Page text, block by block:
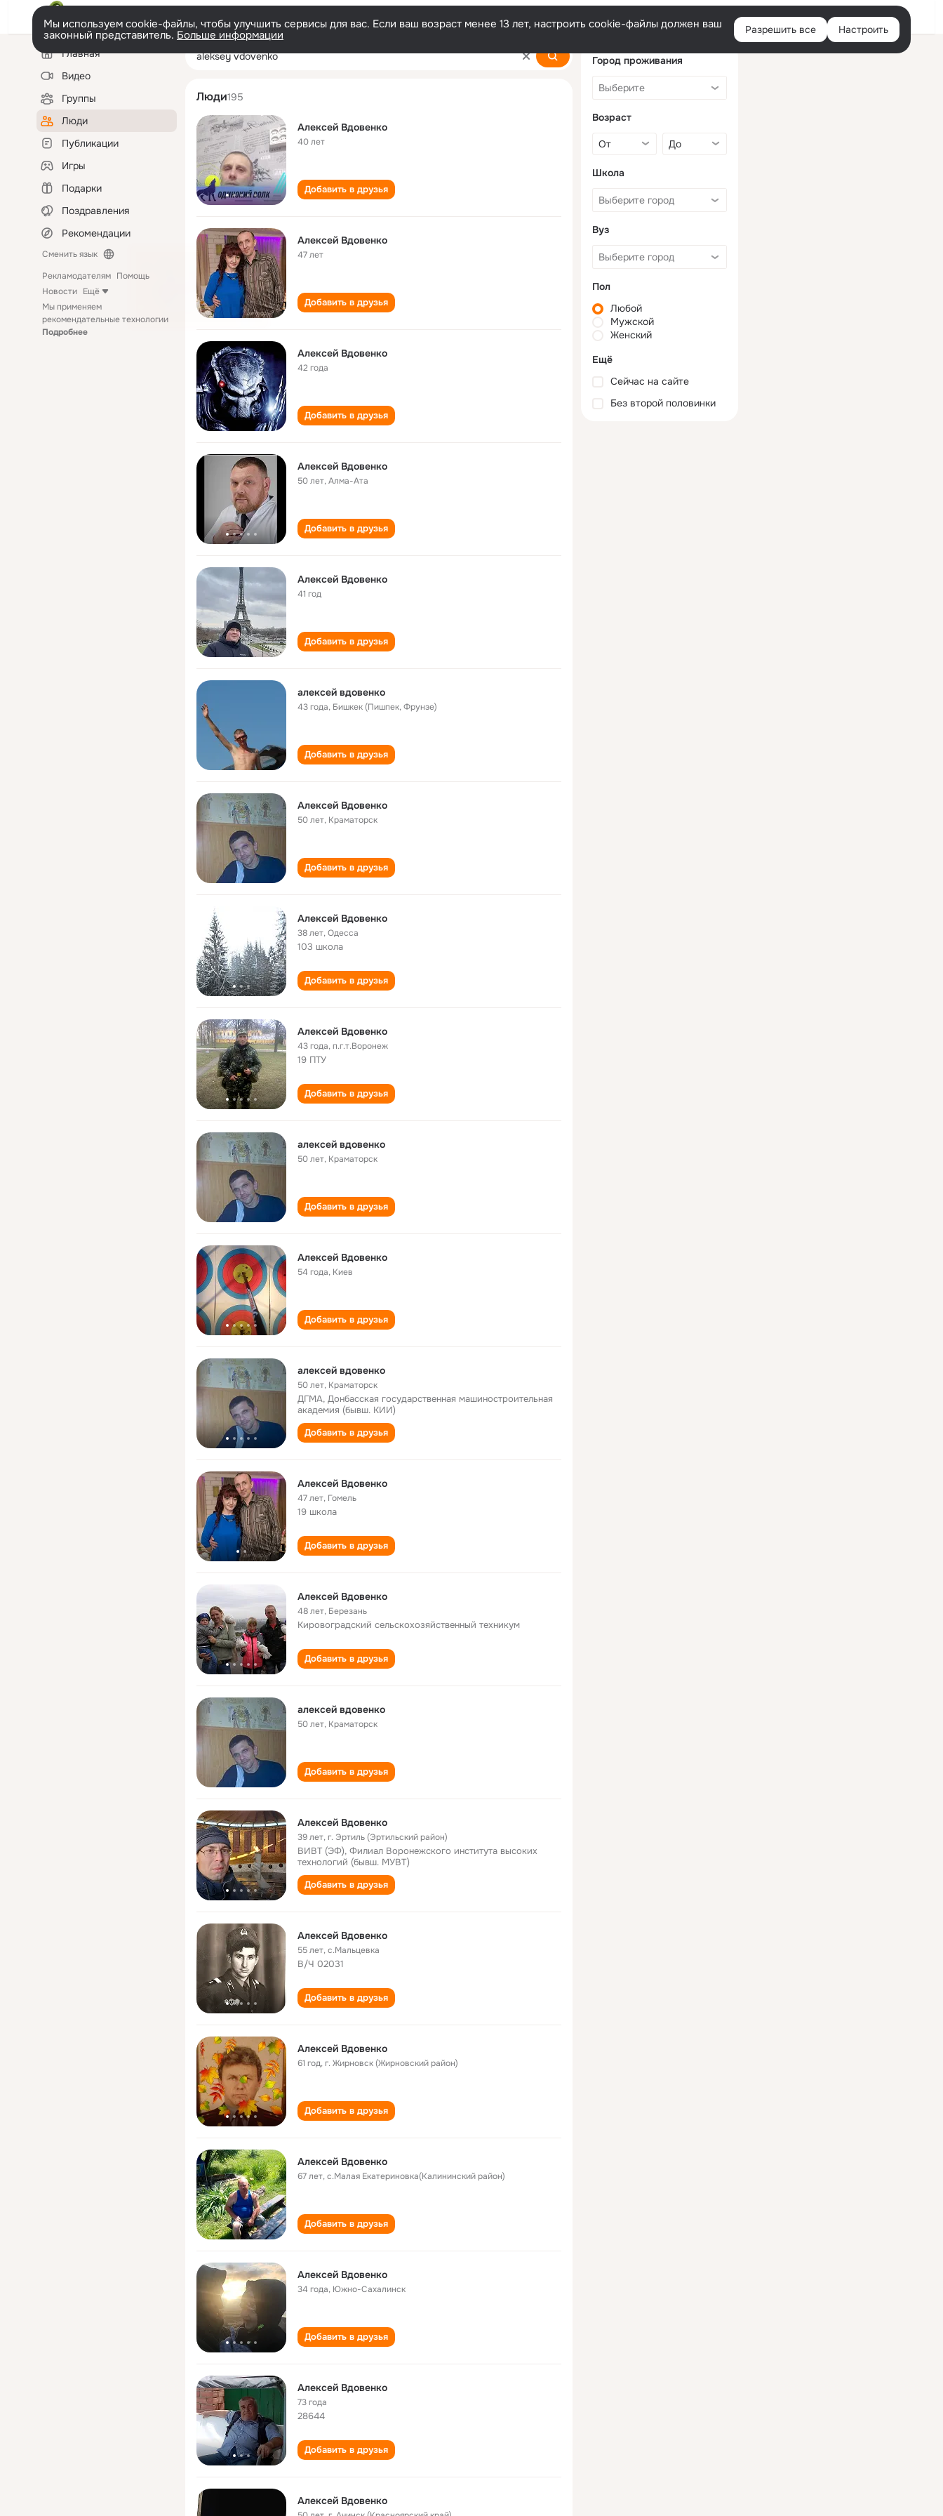
Войти
Мы используем cookie-файлы, чтобы улучшить сервисы для вас. Если ваш возраст менее 13 лет, настроить cookie-файлы должен ваш
законный представитель. Больше информации Разрешить все Настроить
Левая
колонкаГлавная
Видео
Группы
Люди
Публикации
Игры
Подарки
Поздравления
Рекомендации
Сменить язык
Рекламодателям Помощь
Новости Ещё
Мы применяем
рекомендательные технологии
Подробнее
aleksey vdovenko
Люди195
Алексей Вдовенко
40 лет
Добавить в друзья
Алексей Вдовенко
47 лет
Добавить в друзья
Алексей Вдовенко
42 года
Добавить в друзья
Алексей Вдовенко
50 лет,Алма-Ата
Добавить в друзья
Алексей Вдовенко
41 год
Добавить в друзья
алексей вдовенко
43 года, Бишкек (Пишпек, Фрунзе)
Добавить в друзья
Алексей Вдовенко
50 лет, Краматорск
Добавить в друзья
Алексей Вдовенко
38 лет,Одесса
103 школа
Добавить в друзья
Алексей Вдовенко
43 года,п.г.т.Воронеж
19 ПТУ
Добавить в друзья
алексей вдовенко
50 лет, Краматорск
Добавить в друзья
Алексей Вдовенко
54 года, Киев
Добавить в друзья
алексей вдовенко
50 лет, Краматорск
ДГМА, Донбасская государственная машиностроительная
академия (бывш. КИИ)
Добавить в друзья
Алексей Вдовенко
47 лет, Гомель
19 школа
Добавить в друзья
Алексей Вдовенко
48 лет, Березань
Кировоградский сельскохозяйственный техникум
Добавить в друзья
алексей вдовенко
50 лет, Краматорск
Добавить в друзья
Алексей Вдовенко
39 лет,г. Эртиль (Эртильский район)
ВИВТ (ЭФ), Филиал Воронежского института высоких
технологий (бывш. МУВТ)
Добавить в друзья
Алексей Вдовенко
55 лет,с.Мальцевка
В/Ч 02031
Добавить в друзья
Алексей Вдовенко
61 год,г. Жирновск (Жирновский район)
Добавить в друзья
Алексей Вдовенко
67 лет,с.Малая Екатериновка(Калининский район)
Добавить в друзья
Алексей Вдовенко
34 года, Южно-Сахалинск
Добавить в друзья
Алексей Вдовенко
73 года
28644
Добавить в друзья
Алексей Вдовенко
Город проживания
Возраст
Школа
Вуз
Пол
Любой
Мужской
Женский
Ещё
Сейчас на сайте
Без второй половинки